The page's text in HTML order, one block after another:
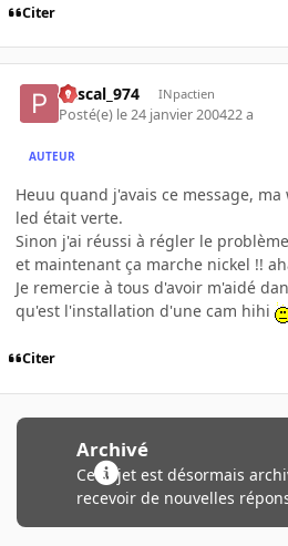
Citer
Pascal_974 INpactien
Posté(e) le 24 janvier 200422 a
AUTEUR
Heuu quand j'avais ce message,
led était verte.
Sinon j'ai réussi à régler le
et maintenant ça marche nickel !!
Je remercie à tous d'avoir m'aidé
qu'est l'installation d'une cam hihi
Citer
Archivé
Ce sujet est désormais
recevoir de nouvelles